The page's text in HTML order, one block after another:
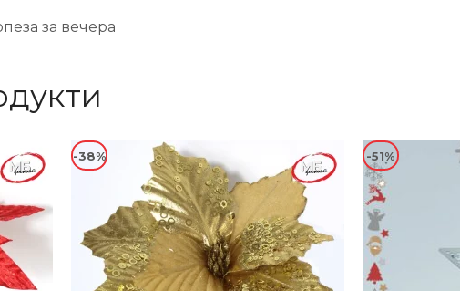
за вечера
-38% -51%